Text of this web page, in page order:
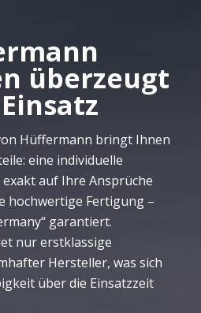
überzeugt
Hüffermann bringt Ihnen
eine individuelle
auf Ihre Ansprüche
hochwertige Fertigung –
garantiert.
nur erstklassige
Hersteller, was sich
über die Einsatzzeit